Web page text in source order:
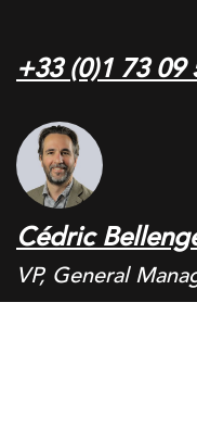
+33 (0)1 73 09
Cédric
VP, General